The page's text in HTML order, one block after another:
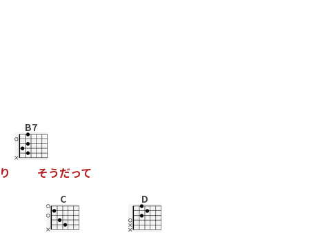
り
B7
そうだって
C D